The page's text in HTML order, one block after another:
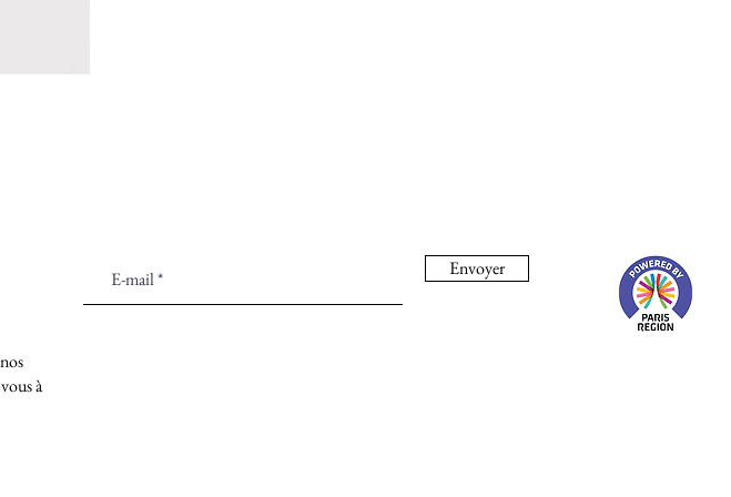
Envoyer
à